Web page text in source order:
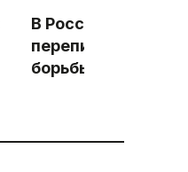
В России
переписку в
борьбы с